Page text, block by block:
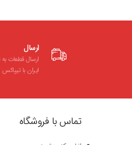
ارسال
ارسال قطعات به
ایران با تیپاکس
تماس با فروشگاه